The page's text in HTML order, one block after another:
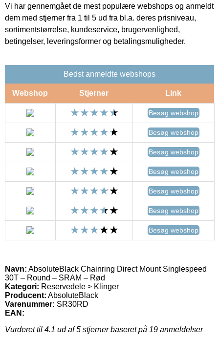
Vi har gennemgået de mest populære webshops og anmeldt
dem med stjerner fra 1 til 5 ud fra bl.a. deres prisniveau,
sortimentstørrelse, kundeservice, brugervenlighed,
betingelser, leveringsformer og betalingsmuligheder.
Bedst anmeldte webshops
Webshop Stjerner Link
Besøg webshop
Besøg webshop
Besøg webshop
Besøg webshop
Besøg webshop
Besøg webshop
Besøg webshop
Navn: AbsoluteBlack Chainring Direct Mount Singlespeed
30T – Round – SRAM – Rød
Kategori: Reservedele > Klinger
Producent: AbsoluteBlack
Varenummer: SR30RD
EAN:
Vurderet til 4.1 ud af 5 stjerner baseret på 19 anmeldelser